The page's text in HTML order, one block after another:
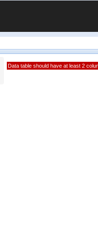
Data table should have at least 2